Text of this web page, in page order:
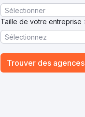
Sélectionner
Taille de votre entreprise
Sélectionnez
Trouver des agences